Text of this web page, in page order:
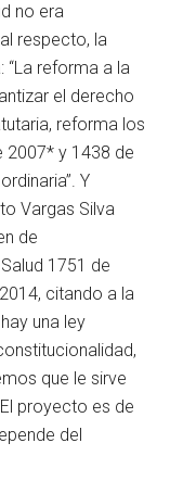
no era
respecto, la
“La reforma a la
el derecho
reforma los
2007* y 1438 de
Y
Vargas Silva
de
1751 de
citando a la
una ley
que le sirve
proyecto es de
del